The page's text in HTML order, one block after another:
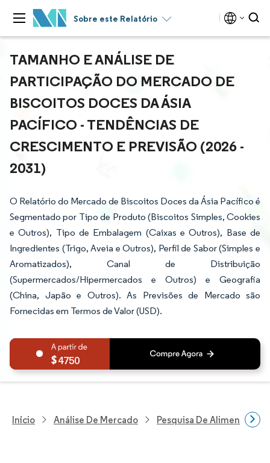
Sobre este Relatório
TAMANHO E ANÁLISE DE
PARTICIPAÇÃO DO MERCADO DE
BISCOITOS DOCES DA ÁSIA
PACÍFICO - TENDÊNCIAS DE
CRESCIMENTO E PREVISÃO (2026 -
2031)
O Relatório do Mercado de Biscoitos Doces da Ásia Pacífico é
Segmentado por Tipo de Produto (Biscoitos Simples, Cookies
e Outros), Tipo de Embalagem (Caixas e Outros), Base de
Ingredientes (Trigo, Aveia e Outros), Perfil de Sabor (Simples e
Aromatizados), Canal de Distribuição
(Supermercados/Hipermercados e Outros) e Geografia
(China, Japão e Outros). As Previsões de Mercado são
Fornecidas em Termos de Valor (USD).
4750
Início Análise De Mercado Pesquisa De Alimentos E